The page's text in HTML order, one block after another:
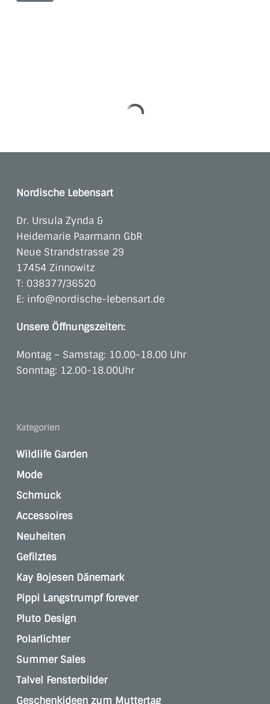
Nordische Lebensart
Dr. Ursula Zynda &
Heidemarie Paarmann GbR
Neue Strandstrasse 29
17454 Zinnowitz
T: 038377/36520
E: info@nordische-lebensart.de
Unsere Öffnungszeiten:
Montag – Samstag: 10.00-18.00 Uhr
Sonntag: 12.00-18.00Uhr
Kategorien
Wildlife Garden
Mode
Schmuck
Accessoires
Neuheiten
Gefilztes
Kay Bojesen Dänemark
Pippi Langstrumpf forever
Pluto Design
Polarlichter
Summer Sales
Talvel Fensterbilder
Geschenkideen zum Muttertag